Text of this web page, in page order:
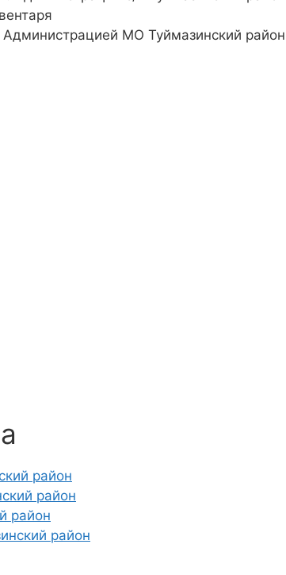
Администрацией МО Туймазинский район
район
район
район
район